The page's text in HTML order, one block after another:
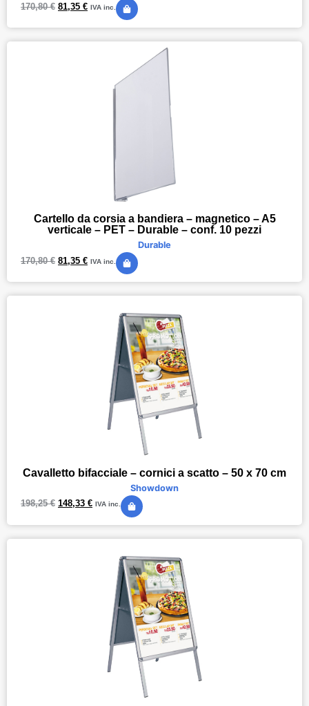
170,80€ 81,35 € IVA inc.
Cartello da corsia a bandiera – magnetico – A5
verticale – PET – Durable – conf. 10 pezzi
Durable
170,80€ 81,35 € IVA inc.
Cavalletto bifacciale – cornici a scatto – 50 x 70 cm
Showdown
198,25€ 148,33 € IVA inc.